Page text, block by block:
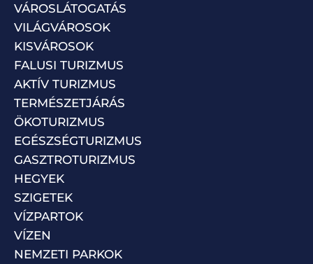
VÁROSLÁTOGATÁS
VILÁGVÁROSOK
KISVÁROSOK
FALUSI TURIZMUS
AKTÍV TURIZMUS
TERMÉSZETJÁRÁS
ÖKOTURIZMUS
EGÉSZSÉGTURIZMUS
GASZTROTURIZMUS
HEGYEK
SZIGETEK
VÍZPARTOK
VÍZEN
NEMZETI PARKOK